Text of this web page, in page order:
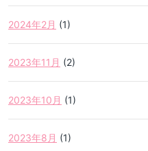
2024年2月 (1)
2023年11月 (2)
2023年10月 (1)
2023年8月 (1)